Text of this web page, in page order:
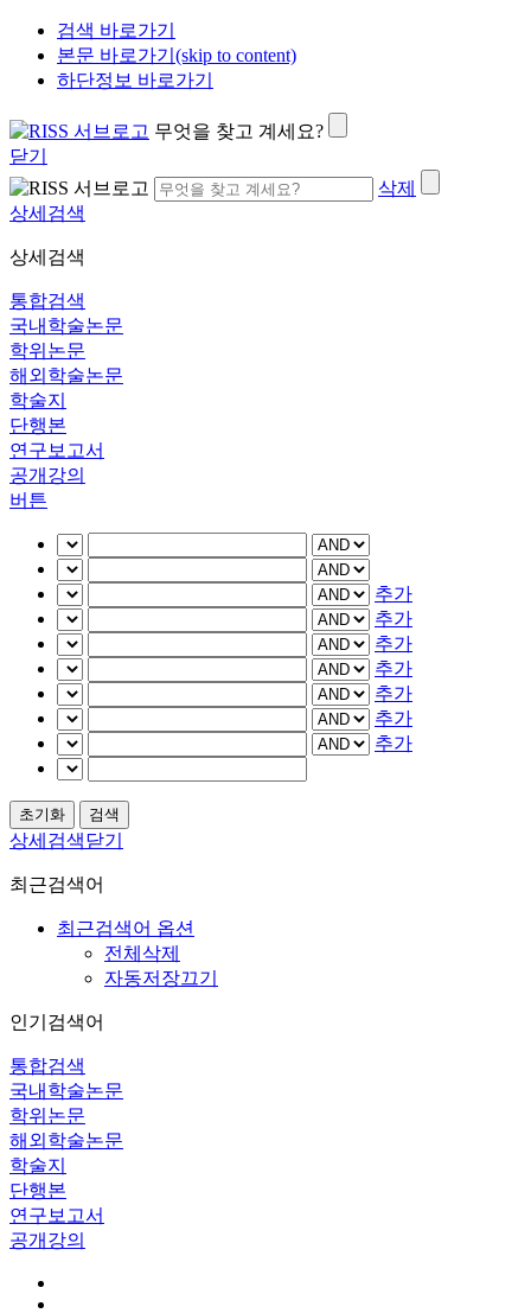
검색 바로가기
본문 바로가기(skip to content)
하단정보 바로가기
무엇을 찾고 계세요?
닫기
삭제
상세검색
상세검색
통합검색
국내학술논문
학위논문
해외학술논문
학술지
단행본
연구보고서
공개강의
버튼
추가
추가
추가
추가
추가
추가
추가
상세검색닫기
최근검색어
최근검색어 옵션
전체삭제
자동저장끄기
인기검색어
통합검색
국내학술논문
학위논문
해외학술논문
학술지
단행본
연구보고서
공개강의